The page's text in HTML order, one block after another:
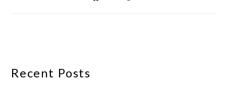
Recent Posts